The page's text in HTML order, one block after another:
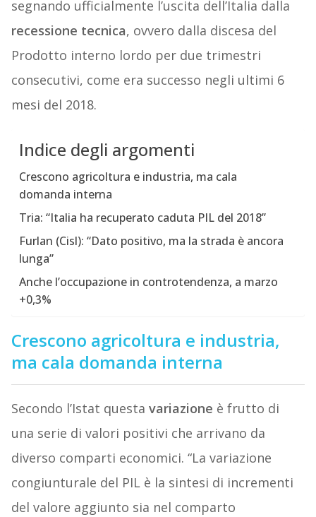
segnando ufficialmente l’uscita dell’Italia dalla
recessione tecnica, ovvero dalla discesa del
Prodotto interno lordo per due trimestri
consecutivi, come era successo negli ultimi 6
mesi del 2018.
Indice degli argomenti
Crescono agricoltura e industria, ma cala
domanda interna
Tria: “Italia ha recuperato caduta PIL del 2018”
Furlan (Cisl): “Dato positivo, ma la strada è ancora
lunga”
Anche l’occupazione in controtendenza, a marzo
+0,3%
Crescono agricoltura e industria,
ma cala domanda interna
Secondo l’Istat questa variazione è frutto di
una serie di valori positivi che arrivano da
diverso comparti economici. “La variazione
congiunturale del PIL è la sintesi di incrementi
del valore aggiunto sia nel comparto